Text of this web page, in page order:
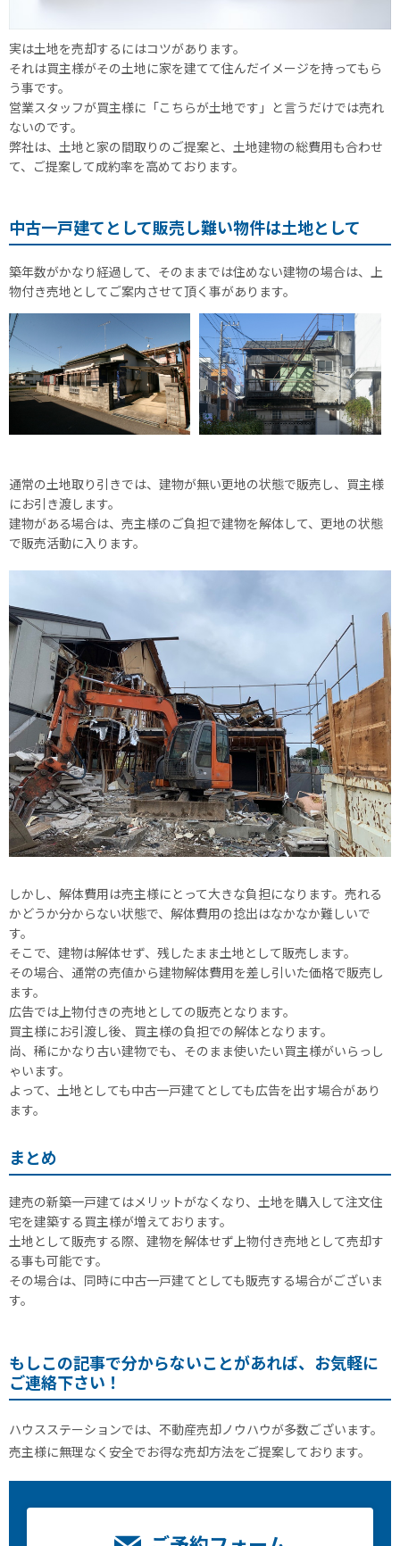
実は土地を売却するにはコツがあります。
それは買主様がその土地に家を建てて住んだイメージを持ってもら
う事です。
営業スタッフが買主様に「こちらが土地です」と言うだけでは売れ
ないのです。
弊社は、土地と家の間取りのご提案と、土地建物の総費用も合わせ
て、ご提案して成約率を高めております。
中古一戸建てとして販売し難い物件は土地として
築年数がかなり経過して、そのままでは住めない建物の場合は、上
物付き売地としてご案内させて頂く事があります。
通常の土地取り引きでは、建物が無い更地の状態で販売し、買主様
にお引き渡します。
建物がある場合は、売主様のご負担で建物を解体して、更地の状態
で販売活動に入ります。
しかし、解体費用は売主様にとって大きな負担になります。売れる
かどうか分からない状態で、解体費用の捻出はなかなか難しいで
す。
そこで、建物は解体せず、残したまま土地として販売します。
その場合、通常の売値から建物解体費用を差し引いた価格で販売し
ます。
広告では上物付きの売地としての販売となります。
買主様にお引渡し後、買主様の負担での解体となります。
尚、稀にかなり古い建物でも、そのまま使いたい買主様がいらっし
ゃいます。
よって、土地としても中古一戸建てとしても広告を出す場合があり
ます。
まとめ
建売の新築一戸建てはメリットがなくなり、土地を購入して注文住
宅を建築する買主様が増えております。
土地として販売する際、建物を解体せず上物付き売地として売却す
る事も可能です。
その場合は、同時に中古一戸建てとしても販売する場合がございま
す。
もしこの記事で分からないことがあれば、お気軽に
ご連絡下さい！
ハウスステーションでは、不動産売却ノウハウが多数ございます。
売主様に無理なく安全でお得な売却方法をご提案しております。